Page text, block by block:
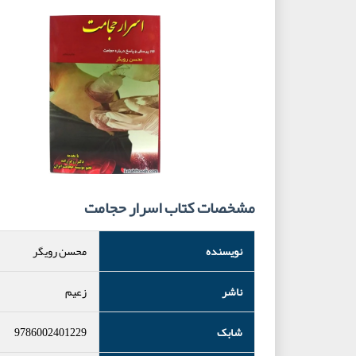
مشخصات کتاب اسرار حجامت
نویسنده
محسن رویگر
ناشر
زعیم
شابک
9786002401229